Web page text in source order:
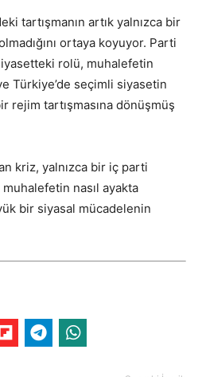
tartışmanın artık yalnızca bir
ortaya koyuyor. Parti
rolü, muhalefetin
Türkiye’de seçimli siyasetin
rejim tartışmasına dönüşmüş
kriz, yalnızca bir iç parti
nasıl ayakta
bir siyasal mücadelenin